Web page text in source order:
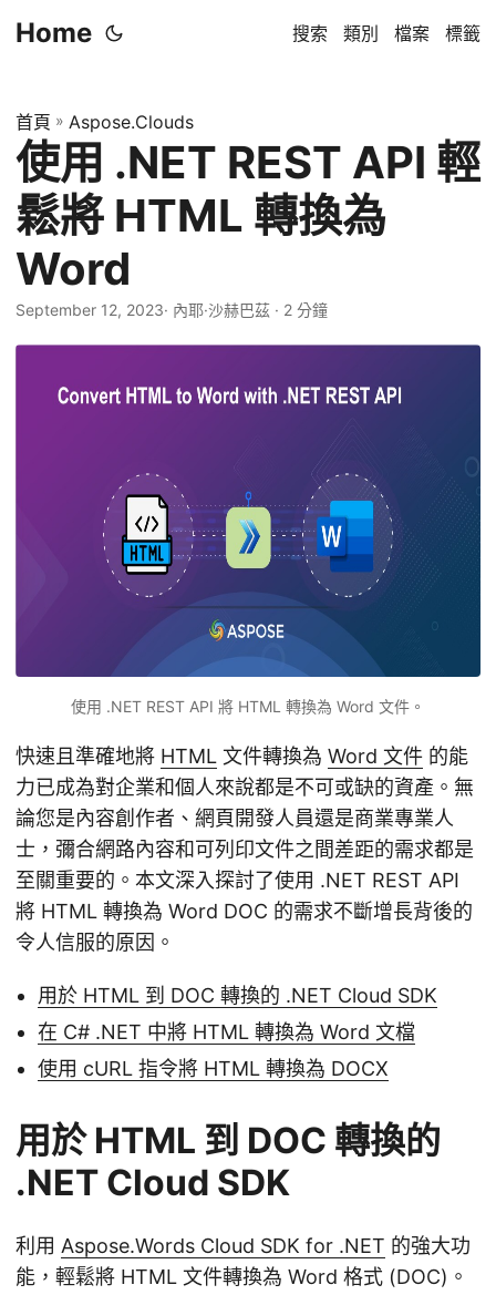
Home 搜索 類別 檔案 標籤
首頁 » Aspose.Clouds
使用 .NET REST API 輕
鬆將 HTML 轉換為
Word
September 12, 2023· 內耶·沙赫巴茲 · 2 分鐘
使用 .NET REST API 將 HTML 轉換為 Word 文件。
快速且準確地將 HTML 文件轉換為 Word 文件 的能
力已成為對企業和個人來說都是不可或缺的資產。無
論您是內容創作者、網頁開發人員還是商業專業人
士，彌合網路內容和可列印文件之間差距的需求都是
至關重要的。本文深入探討了使用 .NET REST API
將 HTML 轉換為 Word DOC 的需求不斷增長背後的
令人信服的原因。
用於 HTML 到 DOC 轉換的 .NET Cloud SDK
在 C# .NET 中將 HTML 轉換為 Word 文檔
使用 cURL 指令將 HTML 轉換為 DOCX
用於 HTML 到 DOC 轉換的
.NET Cloud SDK
利用 Aspose.Words Cloud SDK for .NET 的強大功
能，輕鬆將 HTML 文件轉換為 Word 格式 (DOC)。